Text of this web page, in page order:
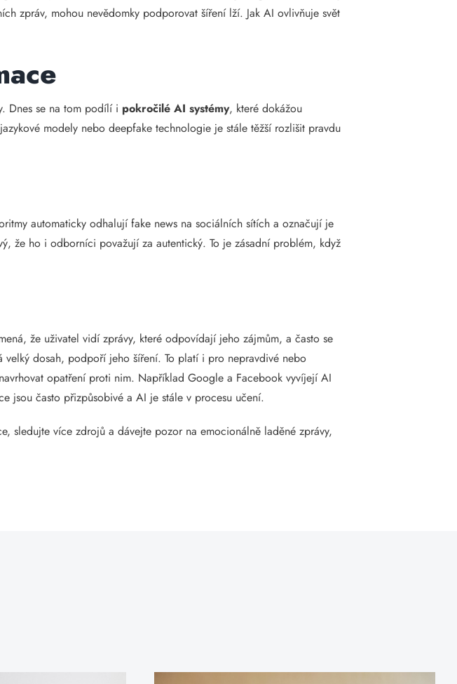
zpráv, mohou nevědomky podporovat šíření lží. Jak AI ovlivňuje svět
Dnes se na tom podílí i pokročilé AI systémy, které dokážou
modely nebo deepfake technologie je stále těžší rozlišit pravdu
automaticky odhalují fake news na sociálních sítích a označují je
že ho i odborníci považují za autentický. To je zásadní problém, když
že uživatel vidí zprávy, které odpovídají jeho zájmům, a často se
dosah, podpoří jeho šíření. To platí i pro nepravdivé nebo
opatření proti nim. Například Google a Facebook vyvíjejí AI
jsou často přizpůsobivé a AI je stále v procesu učení.
sledujte více zdrojů a dávejte pozor na emocionálně laděné zprávy,